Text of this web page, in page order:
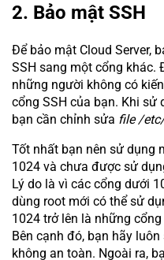
2. Bảo mật SSH
Để bảo mật Cloud Server,
SSH sang một cổng khác.
những người không có
cổng SSH của bạn. Khi sử
bạn cần chỉnh sửa file /
Tốt nhất bạn nên sử dụng
1024 và chưa được sử
Lý do là vì các cổng dưới
dùng root mới có thể sử
1024 trở lên là những
Bên cạnh đó, bạn hãy luôn
không an toàn. Ngoài ra,